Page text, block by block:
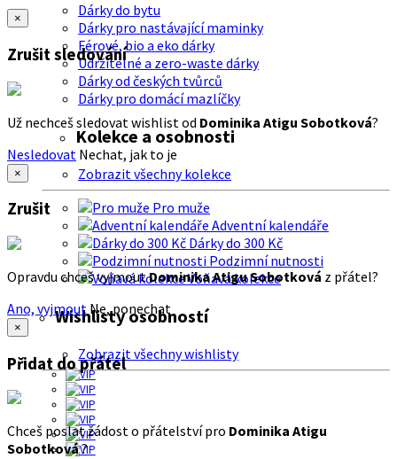
Dárky do bytu
Dárky pro nastávající maminky
Férové, bio a eko dárky
Udržitelné a zero-waste dárky
Dárky od českých tvůrců
Dárky pro domácí mazlíčky
Kolekce a osobnosti
Zobrazit všechny kolekce
Pro muže
Adventní kalendáře
Dárky do 300 Kč
Podzimní nutnosti
Voňavá kolekce
Wishlisty osobností
Zobrazit všechny wishlisty
×
Zrušit sledování
Už nechceš sledovat wishlist od Dominika Atigu Sobotková?
Nesledovat Nechat, jak to je
×
Zrušit
Opravdu chceš vyjmoutDominika Atigu Sobotková z přátel?
Ano, vyjmout Ne, ponechat
×
Přidat do přátel
Chceš poslat žádost o přátelství pro Dominika Atigu
Sobotková?